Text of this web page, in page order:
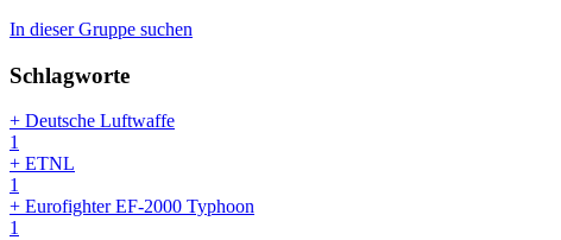
In dieser Gruppe suchen
Schlagworte
+ Deutsche Luftwaffe
1
+ ETNL
1
+ Eurofighter EF-2000 Typhoon
1